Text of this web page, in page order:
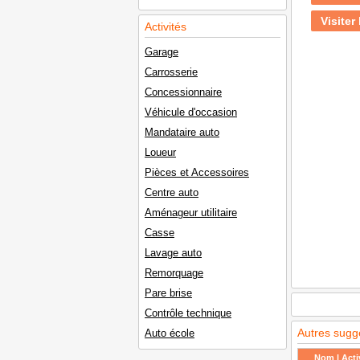
Activités
Garage
Carrosserie
Concessionnaire
Véhicule d'occasion
Mandataire auto
Loueur
Pièces et Accessoires
Centre auto
Aménageur utilitaire
Casse
Lavage auto
Remorquage
Pare brise
Contrôle technique
Auto école
Visiter
Autres
Nom |